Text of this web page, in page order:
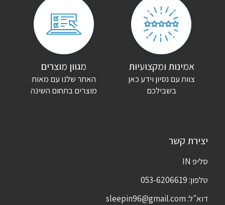
אמינות ומקצועיות
צוות עם נסיון וידע כאן
בשבילכם
מגוון מוצרים
האתר שלנו עם מאות
מוצרים בתחום השינה
יצירת קשר
סליפ IN
טלפון:053-6206619
דוא"ל:sleepin96@gmail.com